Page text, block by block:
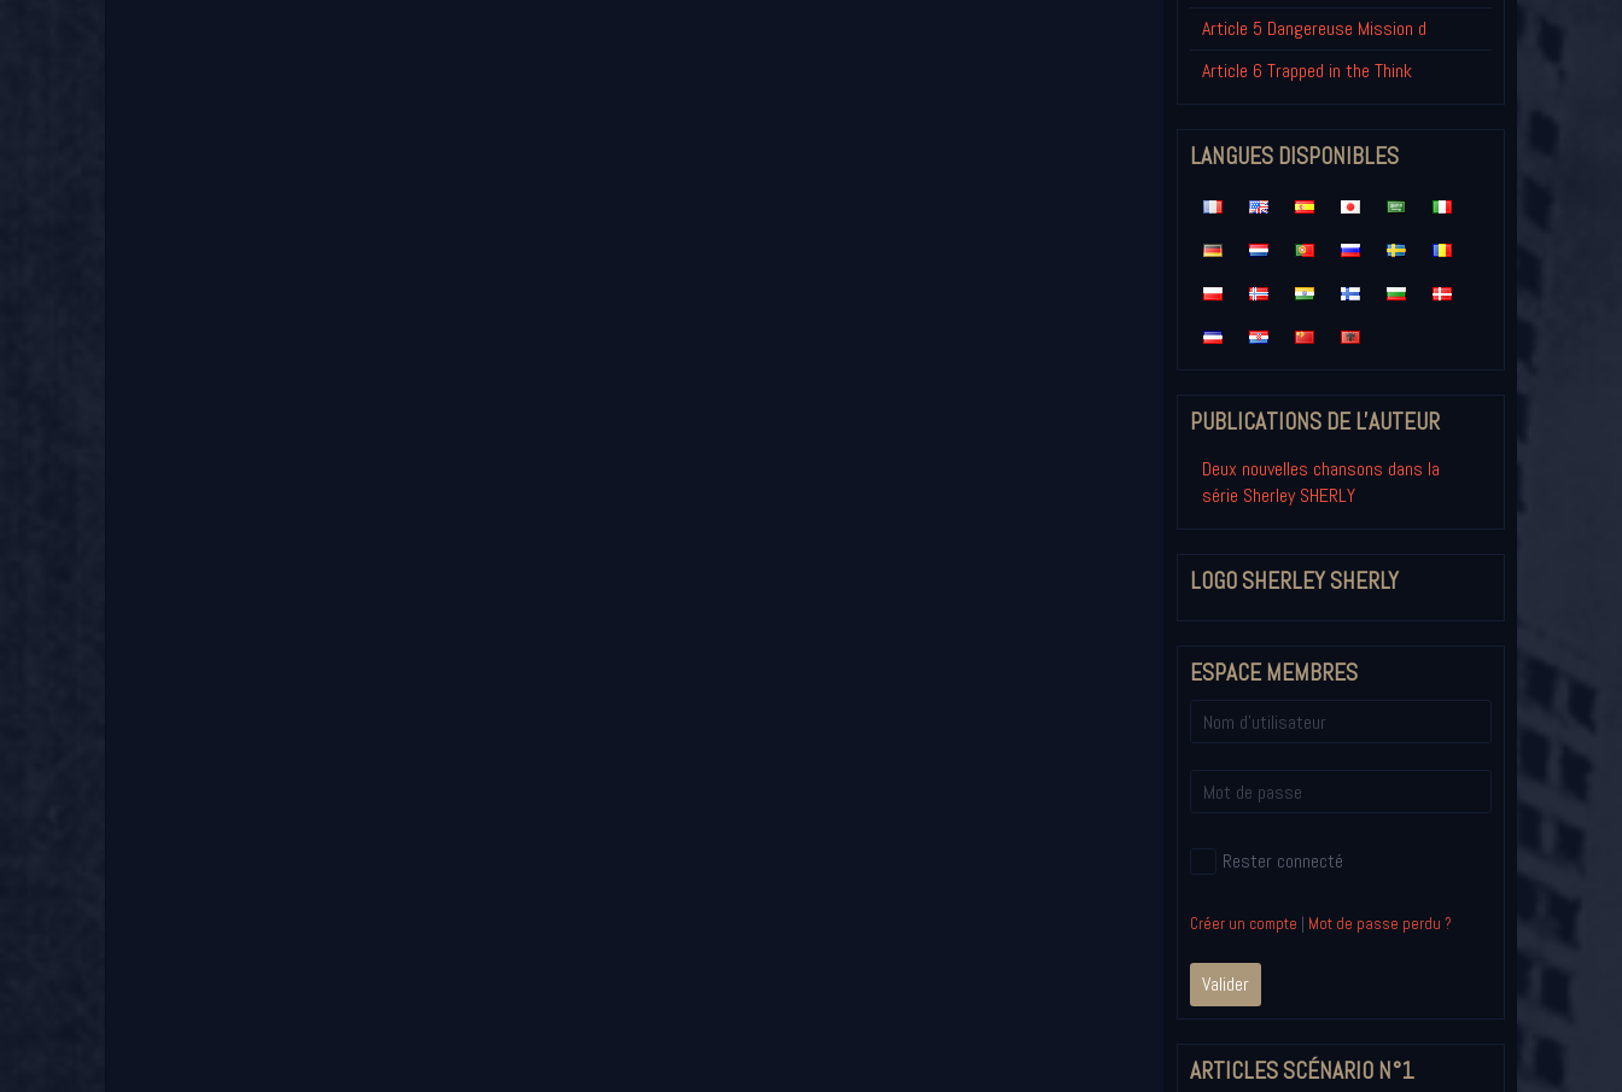
Article 5 Dangereuse Mission d
Article 6 Trapped in the Think
LANGUES DISPONIBLES
PUBLICATIONS DE L'AUTEUR
Deux nouvelles chansons dans la
série Sherley SHERLY
LOGO SHERLEY SHERLY
ESPACE MEMBRES
Rester connecté
Créer un compte Mot de passe perdu ?
Valider
ARTICLES SCÉNARIO N°1